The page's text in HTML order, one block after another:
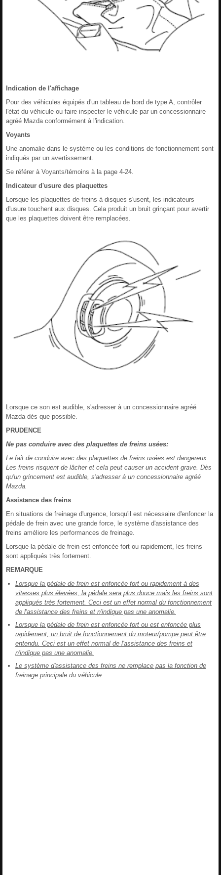
Indication de l'affichage
Pour des véhicules équipés d'un tableau de bord de type A, contrôler
l'état du véhicule ou faire inspecter le véhicule par un concessionnaire
agréé Mazda conformément à l'indication.
Voyants
Une anomalie dans le système ou les conditions de fonctionnement sont
indiqués par un avertissement.
Se référer à Voyants/témoins à la page 4-24.
Indicateur d'usure des plaquettes
Lorsque les plaquettes de freins à disques s'usent, les indicateurs
d'usure touchent aux disques. Cela produit un bruit grinçant pour avertir
que les plaquettes doivent être remplacées.
Lorsque ce son est audible, s'adresser à un concessionnaire agréé
Mazda dès que possible.
PRUDENCE
Ne pas conduire avec des plaquettes de freins usées:
Le fait de conduire avec des plaquettes de freins usées est dangereux.
Les freins risquent de lâcher et cela peut causer un accident grave. Dès
qu'un grincement est audible, s'adresser à un concessionnaire agréé
Mazda.
Assistance des freins
En situations de freinage d'urgence, lorsqu'il est nécessaire d'enfoncer la
pédale de frein avec une grande force, le système d'assistance des
freins améliore les performances de freinage.
Lorsque la pédale de frein est enfoncée fort ou rapidement, les freins
sont appliqués très fortement.
REMARQUE
Lorsque la pédale de frein est enfoncée fort ou rapidement à des
vitesses plus élevées, la pédale sera plus douce mais les freins sont
appliqués très fortement. Ceci est un effet normal du fonctionnement
de l'assistance des freins et n'indique pas une anomalie.
Lorsque la pédale de frein est enfoncée fort ou est enfoncée plus
rapidement, un bruit de fonctionnement du moteur/pompe peut être
entendu. Ceci est un effet normal de l'assistance des freins et
n'indique pas une anomalie.
Le système d'assistance des freins ne remplace pas la fonction de
freinage principale du véhicule.